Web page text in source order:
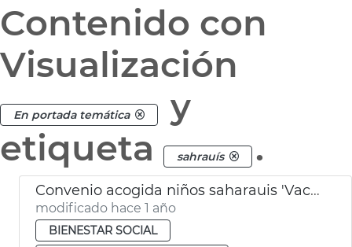
Contenido con
Visualización
En portada temática
y
etiqueta
sahrauís .
Convenio acogida niños saharauis 'Vacances en pau' València
modificado hace 1 año
BIENESTAR SOCIAL